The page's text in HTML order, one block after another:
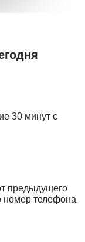
30 минут с
предыдущего
номер телефона